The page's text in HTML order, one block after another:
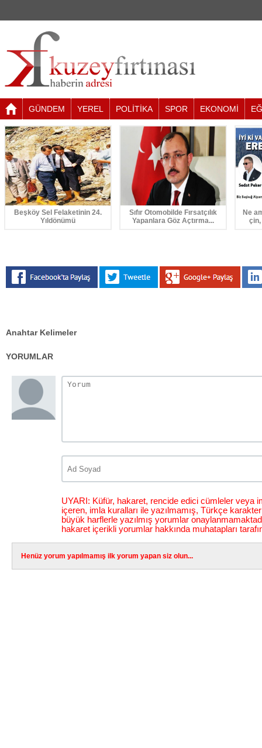
GÜNDEM YEREL POLİTİKA SPOR EKONOMİ
Beşköy Sel Felaketinin 24.
Yıldönümü
Sıfır Otomobilde Fırsatçılık
Yapanlara Göz Açtırma...
Ne
Anahtar Kelimeler
YORUMLAR
UYARI: Küfür, hakaret, rencide edici cümleler veya
içeren, imla kuralları ile yazılmamış, Türkçe
büyük harflerle yazılmış yorumlar
hakaret içerikli yorumlar hakkında muhatapları
Henüz yorum yapılmamış ilk yorum yapan siz olun...